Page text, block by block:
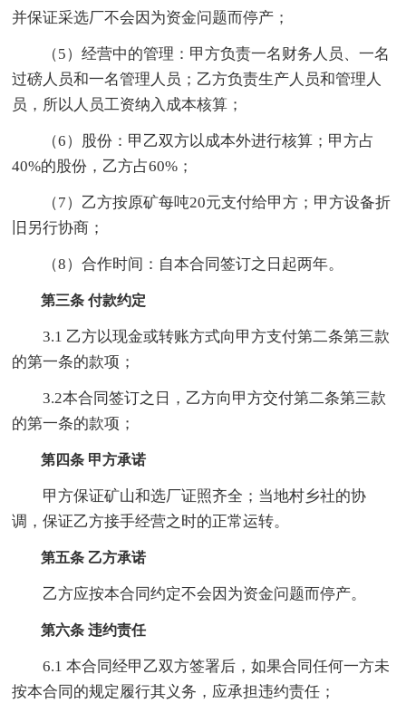
并保证采选厂不会因为资金问题而停产；
（5）经营中的管理：甲方负责一名财务人员、一名
过磅人员和一名管理人员；乙方负责生产人员和管理人
员，所以人员工资纳入成本核算；
（6）股份：甲乙双方以成本外进行核算；甲方占
40%的股份，乙方占60%；
（7）乙方按原矿每吨20元支付给甲方；甲方设备折
旧另行协商；
（8）合作时间：自本合同签订之日起两年。
第三条 付款约定
3.1 乙方以现金或转账方式向甲方支付第二条第三款
的第一条的款项；
3.2本合同签订之日，乙方向甲方交付第二条第三款
的第一条的款项；
第四条 甲方承诺
甲方保证矿山和选厂证照齐全；当地村乡社的协
调，保证乙方接手经营之时的正常运转。
第五条 乙方承诺
乙方应按本合同约定不会因为资金问题而停产。
第六条 违约责任
6.1 本合同经甲乙双方签署后，如果合同任何一方未
按本合同的规定履行其义务，应承担违约责任；